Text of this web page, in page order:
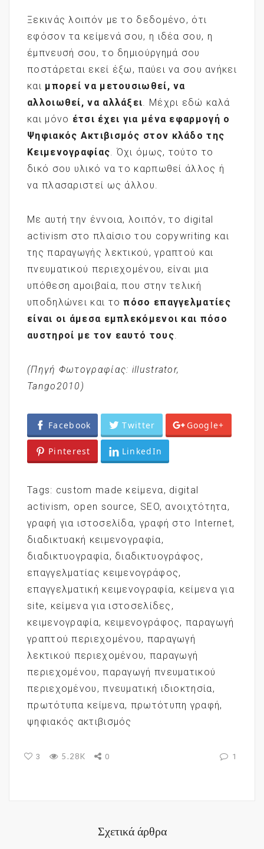
Ξεκινάς λοιπόν με το δεδομένο, ότι
εφόσον τα κείμενά σου, η ιδέα σου, η
έμπνευσή σου, το δημιούργημά σου
ποστάρεται εκεί έξω, παύει να σου ανήκει
και μπορεί να μετουσιωθεί, να
αλλοιωθεί, να αλλάξει . Μέχρι εδώ καλά
και μόνο έτσι έχει για μένα εφαρμογή ο
Ψηφιακός Ακτιβισμός στον κλάδο της
Κειμενογραφίας . Όχι όμως, τούτο το
δικό σου υλικό να το καρπωθεί άλλος ή
να πλασαριστεί ως άλλου.
Με αυτή την έννοια, λοιπόν, το digital
activism στο πλαίσιο του copywriting και
της παραγωγής λεκτικού, γραπτού και
πνευματικού περιεχομένου, είναι μια
υπόθεση αμοιβαία, που στην τελική
υποδηλώνει και τοπόσο επαγγελματίες
είναι οι άμεσα εμπλεκόμενοι και πόσο
αυστηροί με τον εαυτό τους
(Πηγή Φωτογραφίας: illustrator,
Tango2010)
Facebook Twitter Google+
Pinterest LinkedIn
Tags: custom made κείμενα, digital
activism, open source, SEO, ανοιχτότητα,
γραφή για ιστοσελίδα, γραφή στο Internet,
διαδικτυακή κειμενογραφία,
διαδικτυογραφία, διαδικτυογράφος ,
επαγγελματίας κειμενογράφος,
επαγγελματική κειμενογραφία, κείμενα για
site, κείμενα για ιστοσελίδες ,
κειμενογραφία, κειμενογράφος,παραγωγή
γραπτού περιεχομένου, παραγωγή
λεκτικού περιεχομένου, παραγωγή
περιεχομένου ,παραγωγή πνευματικού
περιεχομένου ,πνευματική ιδιοκτησία,
πρωτότυπα κείμενα, πρωτότυπη γραφή,
ψηφιακός ακτιβισμός
3 5.28K 0 1
Σχετικά άρθρα